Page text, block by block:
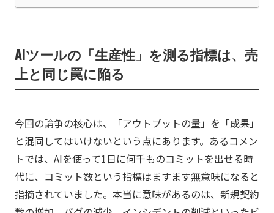
AIツールの「生産性」を測る指標は、売
上と同じ罠に陥る
今回の論争の核心は、「アウトプットの量」を「成果」
と混同してはいけないという点にあります。あるコメン
トでは、AIを使って1日に何千ものコミットを出せる時
代に、コミット数という指標はますます無意味になると
指摘されていました。本当に意味があるのは、新規契約